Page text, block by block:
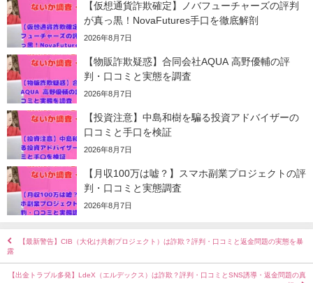
【仮想通貨詐欺確定】ノバフューチャーズの評判
が真っ黒！NovaFutures手口を徹底解剖
2026年8月7日
【物販詐欺疑惑】合同会社AQUA 高野優輔の評
判・口コミと実態を調査
2026年8月7日
【投資注意】中島和樹を騙る投資アドバイザーの
口コミと手口を検証
2026年8月7日
【月収100万は嘘？】スマホ副業プロジェクトの評
判・口コミと実態調査
2026年8月7日
【最新警告】CIB（大化け共創プロジェクト）は詐欺？評判・口コミと返金問題の実態を暴
露
【出金トラブル多発】LdeX（エルデックス）は詐欺？評判・口コミとSNS誘導・返金問題の真